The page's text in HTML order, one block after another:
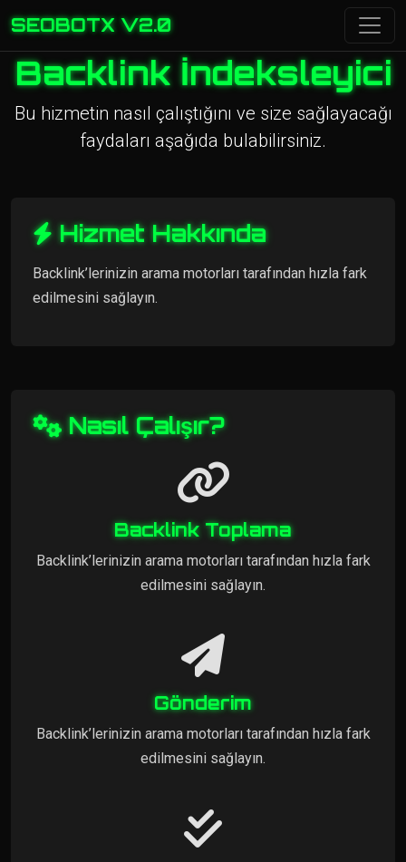
SEOBOTX V2.0
Backlink İndeksleyici
Bu hizmetin nasıl çalıştığını ve size sağlayacağı
faydaları aşağıda bulabilirsiniz.
Hizmet Hakkında
Backlink’lerinizin arama motorları tarafından hızla fark
edilmesini sağlayın.
Nasıl Çalışır?
Backlink Toplama
Backlink’lerinizin arama motorları tarafından hızla fark
edilmesini sağlayın.
Gönderim
Backlink’lerinizin arama motorları tarafından hızla fark
edilmesini sağlayın.